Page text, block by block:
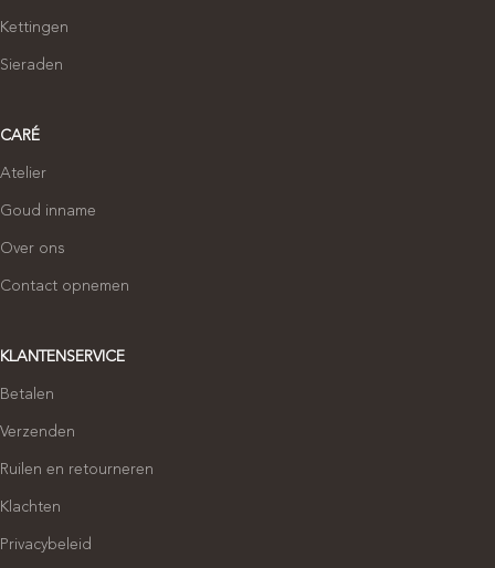
Kettingen
Sieraden
CARÉ
Atelier
Goud inname
Over ons
Contact opnemen
KLANTENSERVICE
Betalen
Verzenden
Ruilen en retourneren
Klachten
Privacybeleid